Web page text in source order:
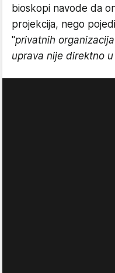
bioskopi navode da
projekcija, nego
"privatnih
uprava nije direktno